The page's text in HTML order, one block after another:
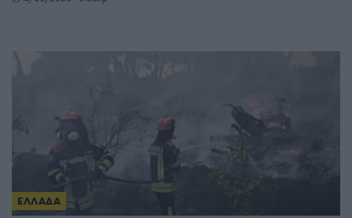
ΕΛΛΑΔΑ